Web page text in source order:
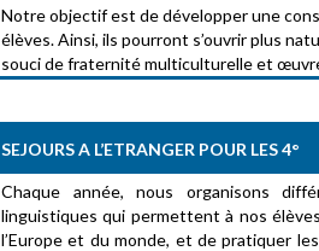
Notre objectif est de développer une
élèves. Ainsi, ils pourront s’ouvrir plus
souci de fraternité multiculturelle et
SEJOURS A L’ETRANGER POUR LES 4°
Chaque année, nous organisons
linguistiques qui permettent à nos
l’Europe et du monde, et de pratiquer